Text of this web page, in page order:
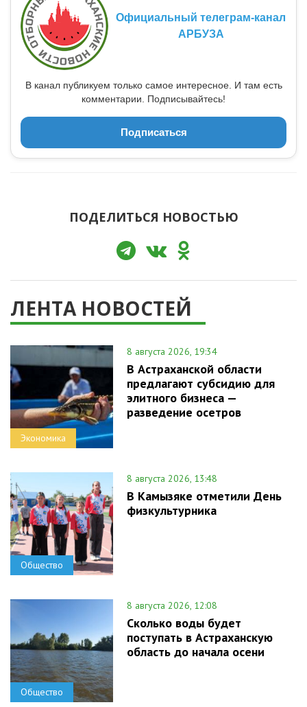
Официальный телеграм-канал
АРБУЗА
В канал публикуем только самое интересное. И там есть
комментарии. Подписывайтесь!
Подписаться
ПОДЕЛИТЬСЯ НОВОСТЬЮ
ЛЕНТА НОВОСТЕЙ
Экономика
8 августа 2026, 19:34
В Астраханской области
предлагают субсидию для
элитного бизнеса —
разведение осетров
Общество
8 августа 2026, 13:48
В Камызяке отметили День
физкультурника
Общество
8 августа 2026, 12:08
Сколько воды будет
поступать в Астраханскую
область до начала осени